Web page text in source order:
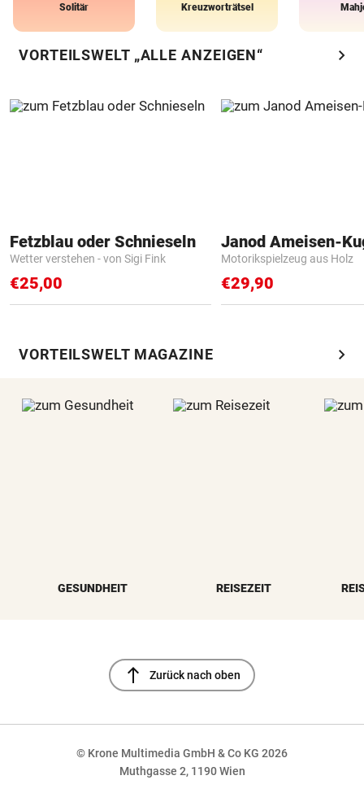
Solitär Kreuzworträtsel
VORTEILSWELT „ALLE ANZEIGEN“ chevron_right
Fetzblau oder Schnieseln
Wetter verstehen - von Sigi Fink
€25,00
Janod Ameisen-
Motorikspielzeug aus Holz
€29,90
VORTEILSWELT MAGAZINE chevron_right
GESUNDHEIT REISEZEIT
north Zurück nach oben
© Krone Multimedia GmbH & Co KG 2026
Muthgasse 2, 1190 Wien